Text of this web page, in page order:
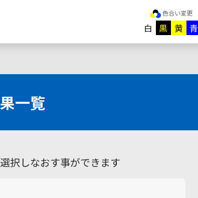
色合い変更
白 黒 黄 青
一覧
択しなおす事ができます